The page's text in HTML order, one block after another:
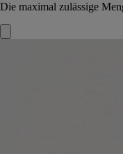
Die maximal zulässige